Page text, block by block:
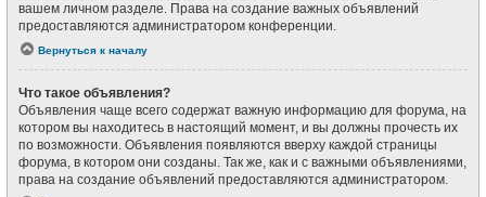
вашем личном разделе. Права на создание важных объявлений
предоставляются администратором конференции.
Вернуться к началу
Что такое объявления?
Объявления чаще всего содержат важную информацию для форума, на
котором вы находитесь в настоящий момент, и вы должны прочесть их
по возможности. Объявления появляются вверху каждой страницы
форума, в котором они созданы. Так же, как и с важными объявлениями,
права на создание объявлений предоставляются администратором.